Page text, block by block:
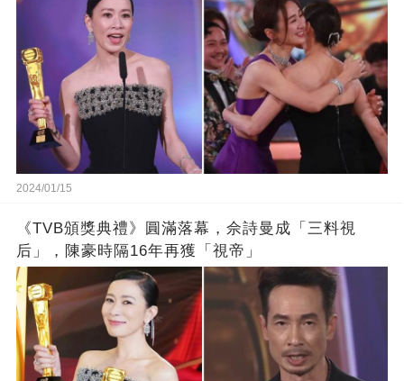
2024/01/15
《TVB頒獎典禮》圓滿落幕，佘詩曼成「三料視
后」，陳豪時隔16年再獲「視帝」